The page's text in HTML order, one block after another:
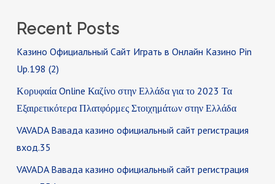
Recent Posts
Казино Официальный Сайт Играть в Онлайн Казино Pin
Up.198 (2)
Κορυφαία Online Καζίνο στην Ελλάδα για το 2023 Τα
Εξαιρετικότερα Πλατφόρμες Στοιχημάτων στην Ελλάδα
VAVADA Вавада казино официальный сайт регистрация
вход.35
VAVADA Вавада казино официальный сайт регистрация